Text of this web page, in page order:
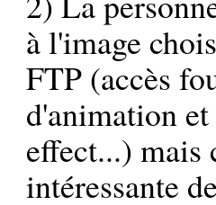
à l'image
FTP (accès
d'animation
effect...) mais
intéressante